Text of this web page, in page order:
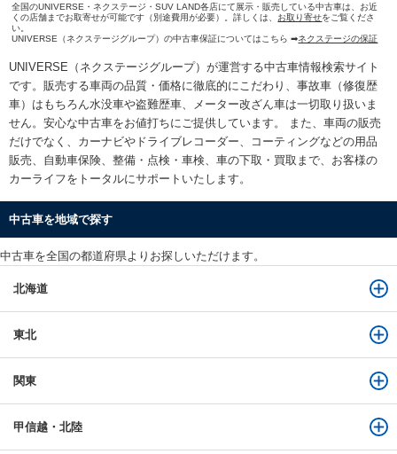
全国のUNIVERSE・ネクステージ・SUV LAND各店にて展示・販売している中古車は、お近
くの店舗までお取寄せが可能です（別途費用が必要）。詳しくは、 お取り寄せをご覧くださ
い。
UNIVERSE（ネクステージグループ）の中古車保証についてはこちら ➡ネクステージの保証
UNIVERSE（ネクステージグループ）が運営する中古車情報検索サイト
です。販売する車両の品質・価格に徹底的にこだわり、事故車（修復歴
車）はもちろん水没車や盗難歴車、メーター改ざん車は一切取り扱いま
せん。安心な中古車をお値打ちにご提供しています。 また、車両の販売
だけでなく、カーナビやドライブレコーダー、コーティングなどの用品
販売、自動車保険、整備・点検・車検、車の下取・買取まで、お客様の
カーライフをトータルにサポートいたします。
中古車を地域で探す
中古車を全国の都道府県よりお探しいただけます。
北海道
東北
関東
甲信越・北陸